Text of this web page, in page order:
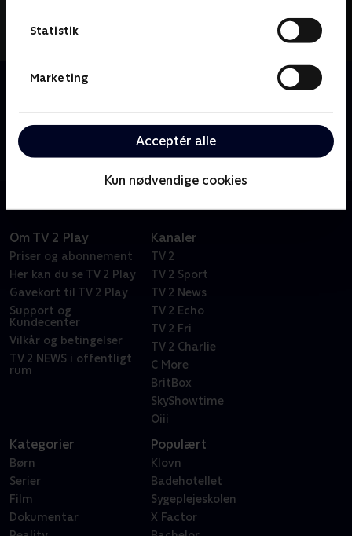
Statistik
Marketing
Acceptér alle
Kun nødvendige cookies
Om House
ukonventionel tænkning giver ham stor respekt på
trods af hans brutale ærlighed og asociale tendenser.
Om TV 2 Play
Priser og abonnement
Her kan du se TV 2 Play
Gavekort til TV 2 Play
Support og
Kundecenter
Vilkår og betingelser
TV 2 NEWS i offentligt
rum
Kanaler
TV 2
TV 2 Sport
TV 2 News
TV 2 Echo
TV 2 Fri
TV 2 Charlie
C More
BritBox
SkyShowtime
Oiii
Kategorier
Børn
Serier
Film
Dokumentar
Populært
Klovn
Badehotellet
Sygeplejeskolen
X Factor